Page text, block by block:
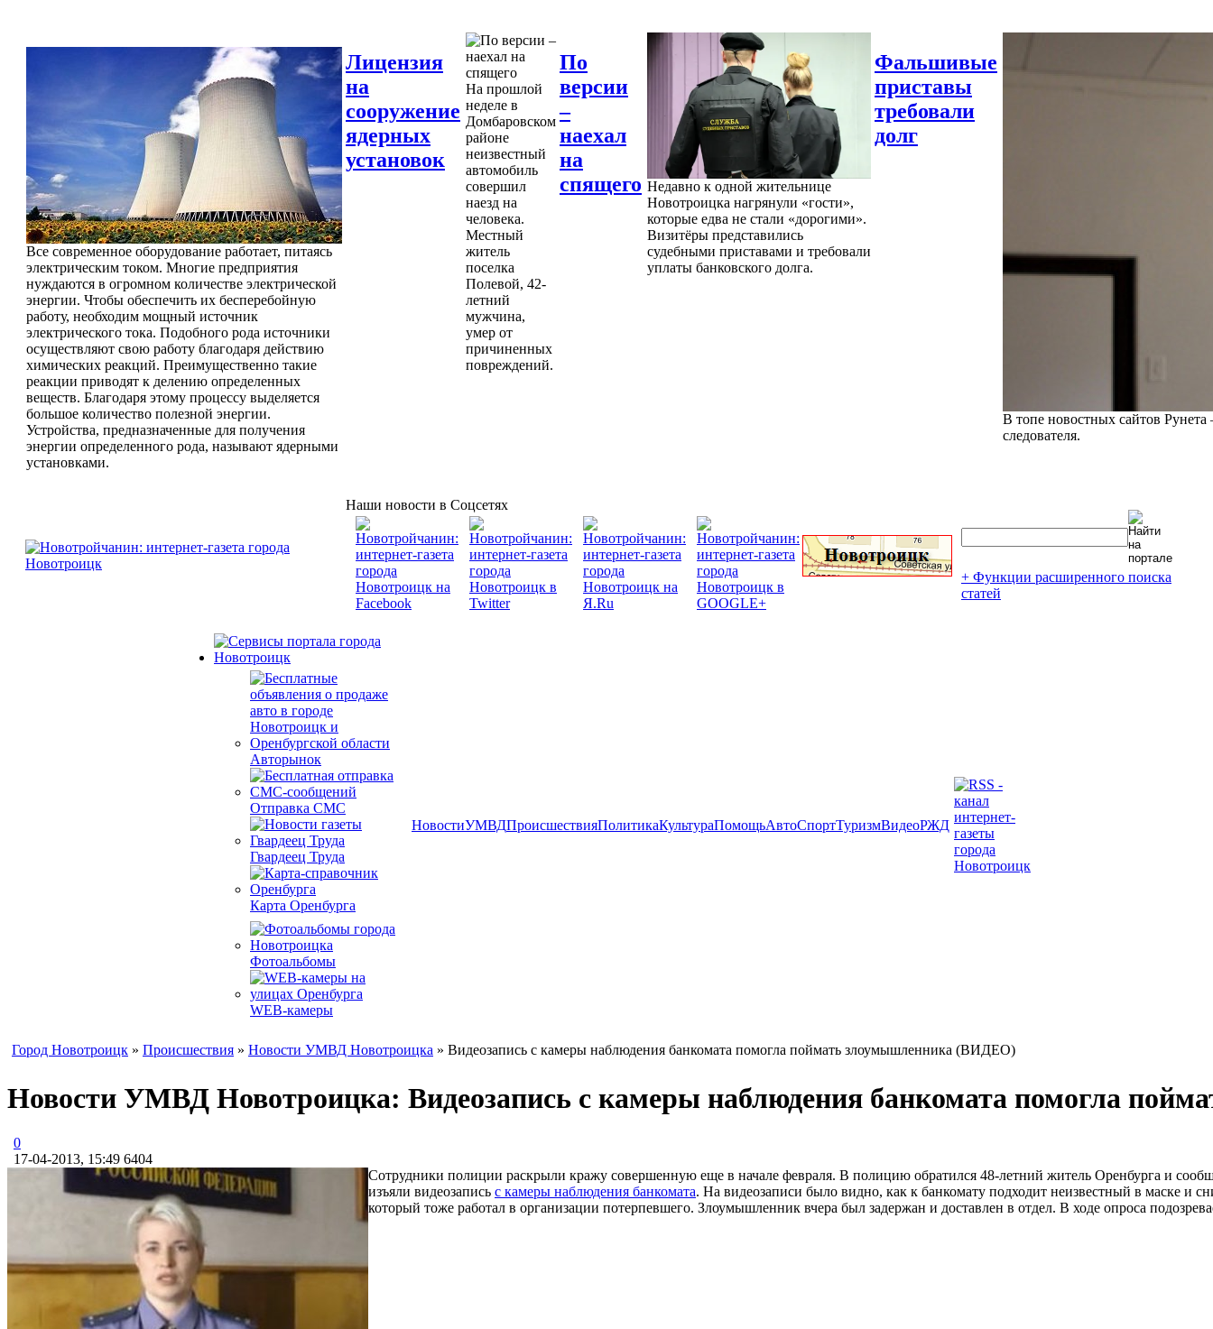
Все современное оборудование работает, питаясь
электрическим током. Многие предприятия
нуждаются в огромном количестве электрической
энергии. Чтобы обеспечить их бесперебойную
работу, необходим мощный источник
электрического тока. Подобного рода источники
осуществляют свою работу благодаря действию
химических реакций. Преимущественно такие
реакции приводят к делению определенных
веществ. Благодаря этому процессу выделяется
большое количество полезной энергии.
Устройства, предназначенные для получения
энергии определенного рода, называют ядерными
установками.
Лицензия
на
сооружение
ядерных
установок
На прошлой
неделе в
Домбаровском
районе
неизвестный
автомобиль
совершил
наезд на
человека.
Местный
житель
поселка
Полевой, 42-
летний
мужчина,
умер от
причиненных
повреждений.
По
версии
–
наехал
на
спящего Недавно к одной жительнице
Новотроицка нагрянули «гости»,
которые едва не стали «дорогими».
Визитёры представились
судебными приставами и требовали
уплаты банковского долга.
Фальшивые
приставы
требовали
долг
В топе новостных сайтов Рунета
следователя.
Наши новости в Соцсетях
+ Функции расширенного поиска
статей
Авторынок
Отправка СМС
Гвардеец Труда
Карта Оренбурга
Фотоальбомы
WEB-камеры
НовостиУМВДПроисшествияПолитикаКультураПомощьАвтоСпортТуризмВидеоРЖД
Город Новотроицк » Происшествия » Новости УМВД Новотроицка » Видеозапись с камеры наблюдения банкомата помогла поймать злоумышленника (ВИДЕО)
Новости УМВД Новотроицка: Видеозапись с камеры наблюдения банкомата помогла
0
17-04-2013, 15:49 6404
Сотрудники полиции раскрыли кражу совершенную еще в начале февраля. В полицию обратился 48-летний житель Оренбурга и
изъяли видеозапись с камеры наблюдения банкомата. На видеозаписи было видно, как к банкомату подходит неизвестный в маске и
который тоже работал в организации потерпевшего. Злоумышленник вчера был задержан и доставлен в отдел. В ходе опроса